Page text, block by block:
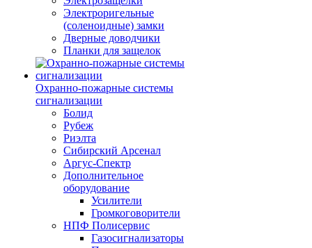
Электроригельные
(cоленоидные) замки
Дверные доводчики
Планки для защелок
Охранно-пожарные системы
сигнализации
Болид
Рубеж
Риэлта
Сибирский Арсенал
Аргус-Спектр
Дополнительное
оборудование
Усилители
Громкоговорители
НПФ Полисервис
Газосигнализаторы